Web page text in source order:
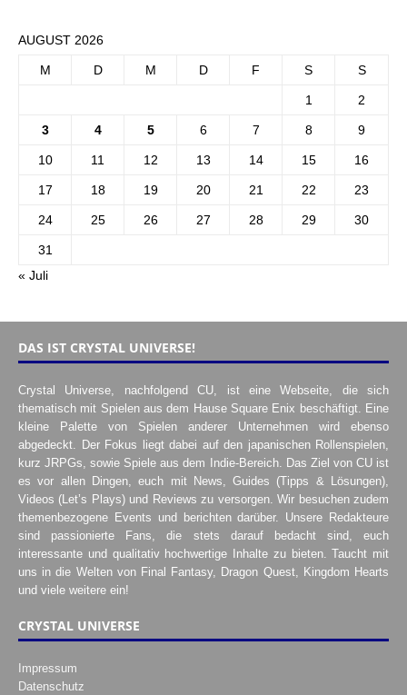
AUGUST 2026
M D M D F S S
1 2
3 4 5 6 7 8 9
10 11 12 13 14 15 16
17 18 19 20 21 22 23
24 25 26 27 28 29 30
31
« Juli
DAS IST CRYSTAL UNIVERSE!
Crystal Universe, nachfolgend CU, ist eine Webseite, die sich
thematisch mit Spielen aus dem Hause Square Enix beschäftigt. Eine
kleine Palette von Spielen anderer Unternehmen wird ebenso
abgedeckt. Der Fokus liegt dabei auf den japanischen Rollenspielen,
kurz JRPGs, sowie Spiele aus dem Indie-Bereich. Das Ziel von CU ist
es vor allen Dingen, euch mit News, Guides (Tipps & Lösungen),
Videos (Let’s Plays) und Reviews zu versorgen. Wir besuchen zudem
themenbezogene Events und berichten darüber. Unsere Redakteure
sind passionierte Fans, die stets darauf bedacht sind, euch
interessante und qualitativ hochwertige Inhalte zu bieten. Taucht mit
uns in die Welten von Final Fantasy, Dragon Quest, Kingdom Hearts
und viele weitere ein!
CRYSTAL UNIVERSE
Impressum
Datenschutz